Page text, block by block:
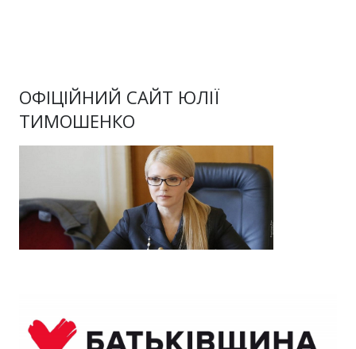
ОФІЦІЙНИЙ САЙТ ЮЛІЇ
ТИМОШЕНКО